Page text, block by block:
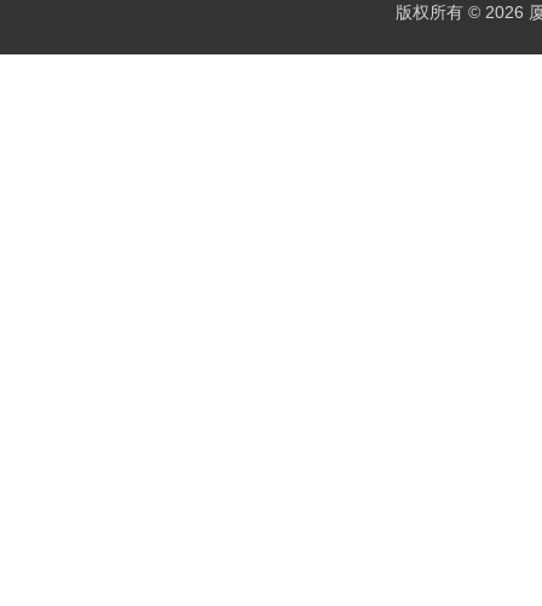
版权所有 © 2026